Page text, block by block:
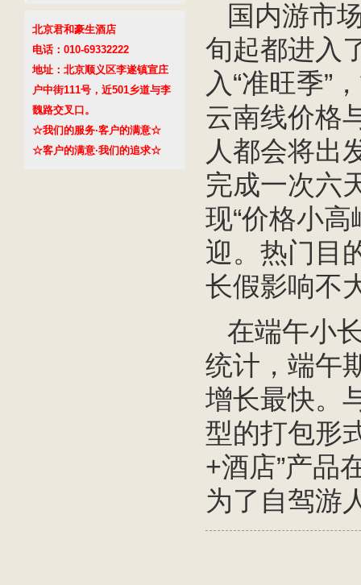
北京君和豪生酒店
电话：010-69332222
地址：北京顺义区李遂镇宣庄
户中街111号，近501乡道与李
魏路交叉口。
☆我们的服务·客户的满意☆
☆客户的满意·我们的追求☆
国内游市
旬起都进入
入“准旺季”
云南线价格
人都会将出
完成一次六
现“价格小
迎。热门目
长假影响不
在端午小
统计，端午
增长最快。
型的打包形
+酒店”产品
为了自驾游